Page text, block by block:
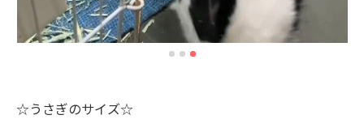
☆うさぎのサイズ☆